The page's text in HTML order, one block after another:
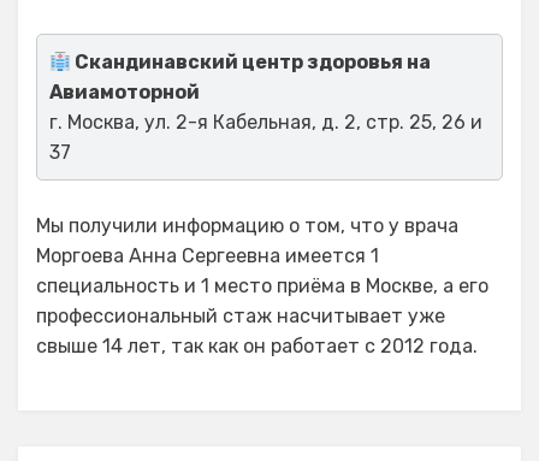
Скандинавский центр здоровья на
Авиамоторной
г. Москва, ул. 2-я Кабельная, д. 2, стр. 25, 26 и
37
Мы получили информацию о том, что у врача
Моргоева Анна Сергеевна имеется 1
специальность и 1 место приёма в Москве, а его
профессиональный стаж насчитывает уже
свыше 14 лет, так как он работает с 2012 года.